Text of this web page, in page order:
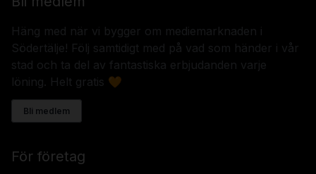
Häng med när vi bygger om mediemarknaden i
Södertälje! Följ samtidigt med på vad som händer i vår
stad och ta del av fantastiska erbjudanden varje
löning. Helt gratis 🧡
Bli medlem
För företag